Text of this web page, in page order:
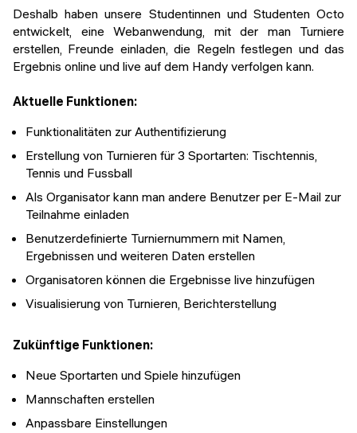
Deshalb haben unsere Studentinnen und Studenten Octo
entwickelt, eine Webanwendung, mit der man Turniere
erstellen, Freunde einladen, die Regeln festlegen und das
Ergebnis online und live auf dem Handy verfolgen kann.
Aktuelle Funktionen:
Funktionalitäten zur Authentifizierung
Erstellung von Turnieren für 3 Sportarten: Tischtennis,
Tennis und Fussball
Als Organisator kann man andere Benutzer per E-Mail zur
Teilnahme einladen
Benutzerdefinierte Turniernummern mit Namen,
Ergebnissen und weiteren Daten erstellen
Organisatoren können die Ergebnisse live hinzufügen
Visualisierung von Turnieren, Berichterstellung
Zukünftige Funktionen:
Neue Sportarten und Spiele hinzufügen
Mannschaften erstellen
Anpassbare Einstellungen